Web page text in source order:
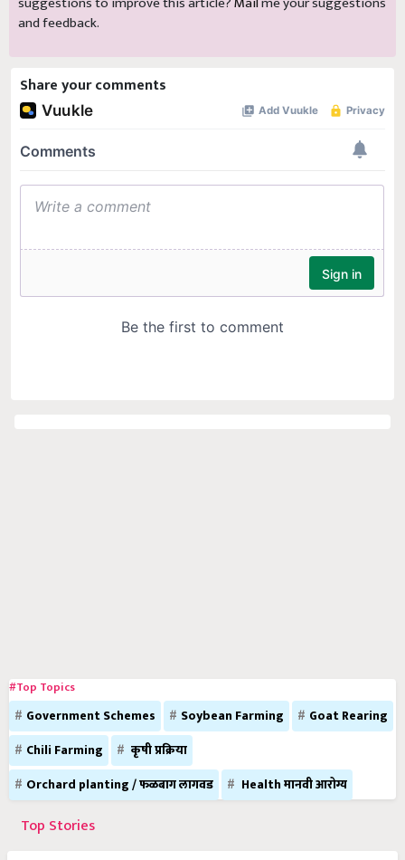
and feedback.
Share your comments
#Top Topics
Government Schemes Soybean Farming
Goat Rearing
Chili Farming
कृषी प्रक्रिया
Orchard planting / फळबाग लागवड
Health मानवी आरोग्य
Top Stories